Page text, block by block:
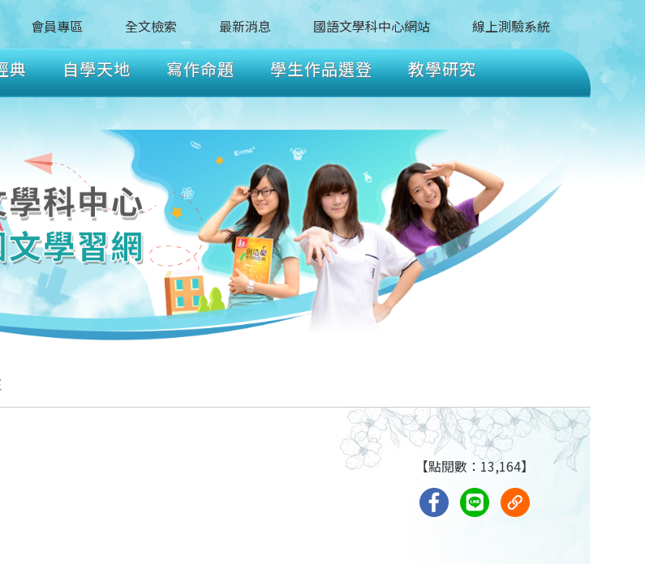
會員專區 全文檢索 最新消息 國語文學科中心網站 線上測驗系統
典 自學天地 寫作命題 學生作品選登
教學研究
【點閱數：13,164】